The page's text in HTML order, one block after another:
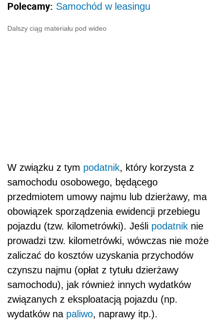
Polecamy: Samochód w leasingu
Dalszy ciąg materiału pod wideo
W związku z tym podatnik, który korzysta z
samochodu osobowego, będącego
przedmiotem umowy najmu lub dzierżawy, ma
obowiązek sporządzenia ewidencji przebiegu
pojazdu (tzw. kilometrówki). Jeśli podatnik nie
prowadzi tzw. kilometrówki, wówczas nie może
zaliczać do kosztów uzyskania przychodów
czynszu najmu (opłat z tytułu dzierżawy
samochodu), jak również innych wydatków
związanych z eksploatacją pojazdu (np.
wydatków na paliwo, naprawy itp.).